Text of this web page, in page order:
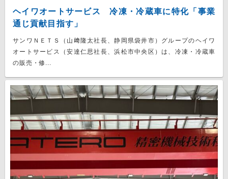
ヘイワオートサービス 冷凍・冷蔵車に特化「事業
通じ貢献目指す」
サンワＮＥＴＳ（山﨑隆太社長、静岡県袋井市）グループのヘイワ
オートサービス（安達仁思社長、浜松市中央区）は、冷凍・冷蔵車
の販売・修...